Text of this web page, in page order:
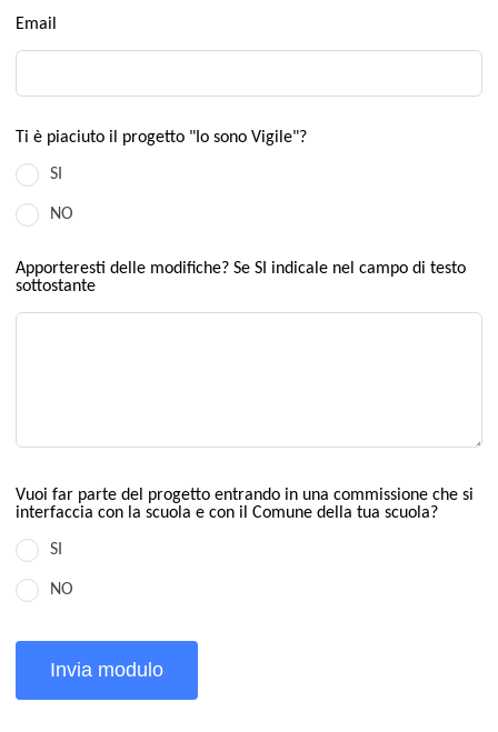
Email
Ti è piaciuto il progetto "Io sono Vigile"?
SI
NO
Apporteresti delle modifiche? Se SI indicale nel campo di testo
sottostante
Vuoi far parte del progetto entrando in una commissione che si
interfaccia con la scuola e con il Comune della tua scuola?
SI
NO
Invia modulo